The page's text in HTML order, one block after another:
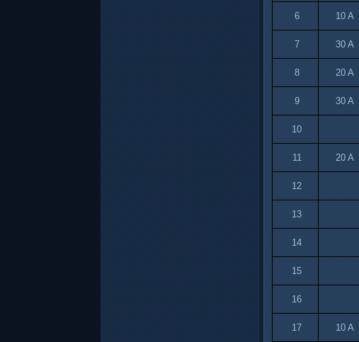
6 10 A
7 30 A
8 20 A
9 30 A
10
11 20 A
12
13
14
15
16
17 10 A